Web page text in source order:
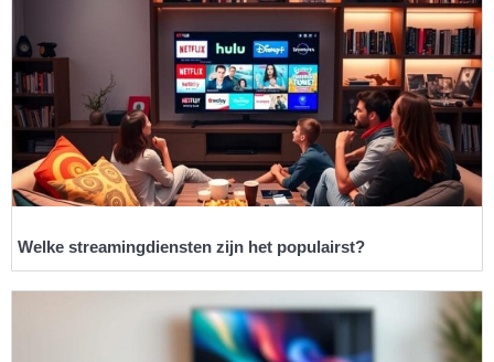
Welke streamingdiensten zijn het populairst?